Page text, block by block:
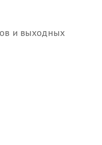
и выходных